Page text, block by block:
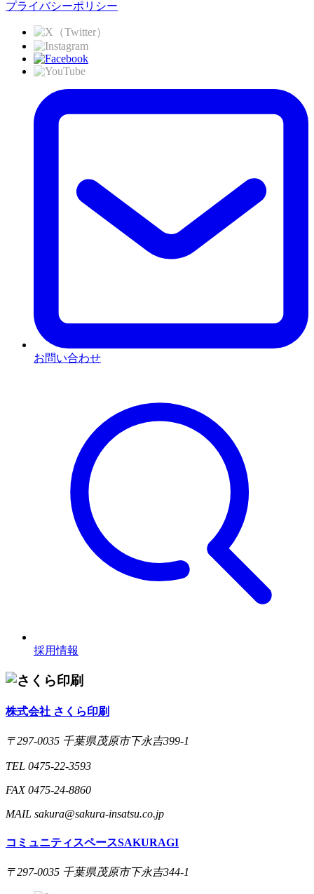
プライバシーポリシー
お問い合わせ
採用情報
株式会社 さくら印刷
〒297-0035 千葉県茂原市下永吉399-1
TEL 0475-22-3593
FAX 0475-24-8860
MAIL sakura@sakura-insatsu.co.jp
コミュニティスペースSAKURAGI
〒297-0035 千葉県茂原市下永吉344-1